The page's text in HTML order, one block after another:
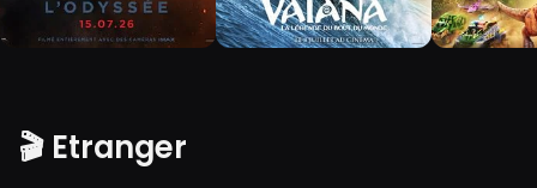
🎬 Etranger